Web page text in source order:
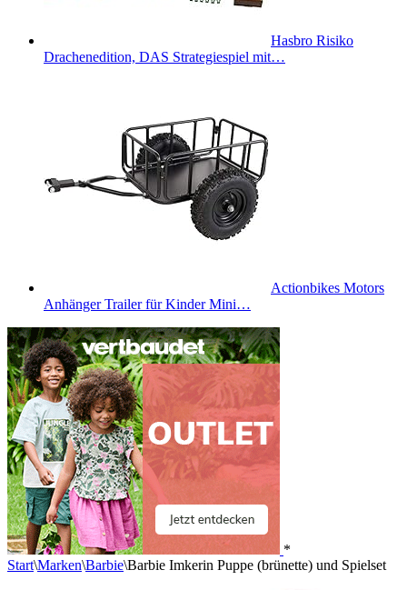
Hasbro Risiko
Drachenedition, DAS Strategiespiel mit…
Actionbikes Motors
Anhänger Trailer für Kinder Mini…
*
Start\Marken\Barbie\Barbie Imkerin Puppe (brünette) und Spielset